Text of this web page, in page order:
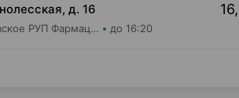
д. 16
Могилевское РУП Фармация Аптека №147 до 16:20